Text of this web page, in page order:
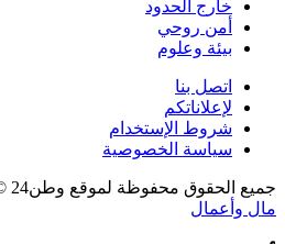
خارج الحدود
أمن روحي
بيئة وعلوم
اتصل بنا
لإعلاناتكم
شروط الإستخدام
سياسة الخصوصية
جميع الحقوق محفوظة لموقع وطن24 © 2025
مال وأعمال